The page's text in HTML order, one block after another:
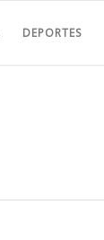
DEPORTES